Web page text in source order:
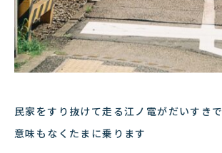
民家をすり抜けて走る江ノ電がだいすきで
意味もなくたまに乗ります